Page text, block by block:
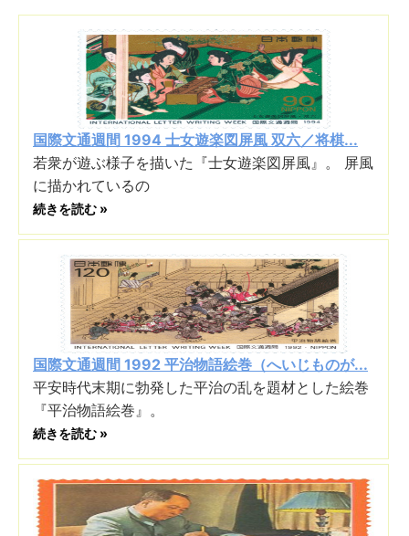
国際文通週間 1994 士女遊楽図屏風 双六／将棋...
若衆が遊ぶ様子を描いた『士女遊楽図屏風』。 屏風
に描かれているの
続きを読む »
国際文通週間 1992 平治物語絵巻（へいじものが...
平安時代末期に勃発した平治の乱を題材とした絵巻
『平治物語絵巻』。
続きを読む »